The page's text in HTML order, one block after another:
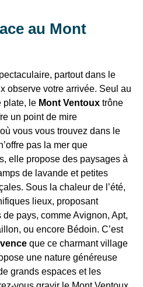
au Mont
partout dans le
observe votre arrivée. Seul au
plate, le Mont Ventoux trône
un point de mire
vous vous trouvez dans le
pas la mer que
elle propose des paysages à
de lavande et petites
Sous la chaleur de l’été,
lieux, proposant
pays, comme Avignon, Apt,
ou encore Bédoin. C’est
que ce charmant village
une nature généreuse
grands espaces et les
€
€
€
406
€
203 €
€
455
€
231 €
€
329
€
Gratuit
€
Gratuit*